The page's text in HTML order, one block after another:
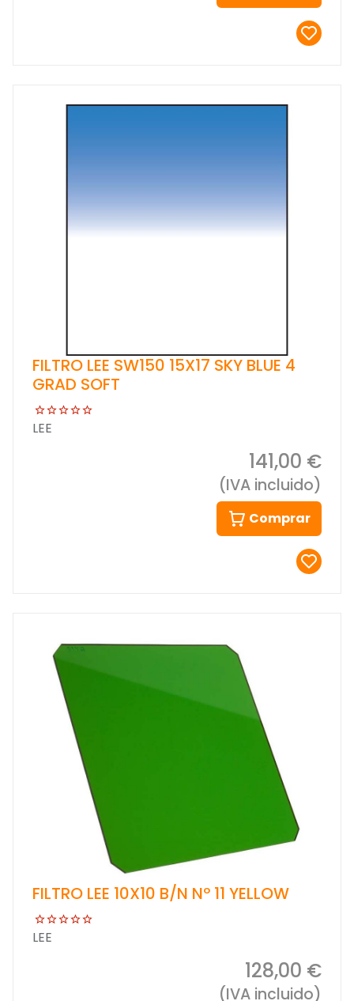
FILTRO LEE SW150 15X17 SKY BLUE 4
GRAD SOFT
LEE
141,00 €
(IVA incluido)
Comprar
FILTRO LEE 10X10 B/N Nº 11 YELLOW
LEE
128,00 €
(IVA incluido)